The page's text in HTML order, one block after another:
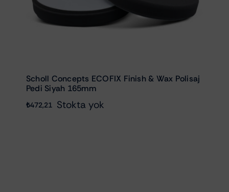
Scholl Concepts ECOFIX Finish & Wax Polisaj
Pedi Siyah 165mm
₺472,21 Stokta yok